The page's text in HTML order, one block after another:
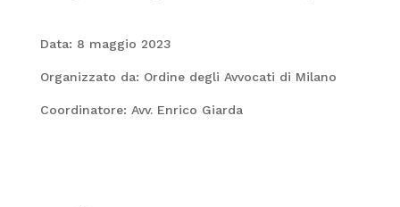
Data: 8 maggio 2023
Organizzato da: Ordine degli Avvocati di Milano
Coordinatore: Avv. Enrico Giarda